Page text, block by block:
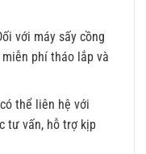
với máy sấy cồng
phí tháo lắp và
thể liên hệ với
tư vấn, hỗ trợ kịp